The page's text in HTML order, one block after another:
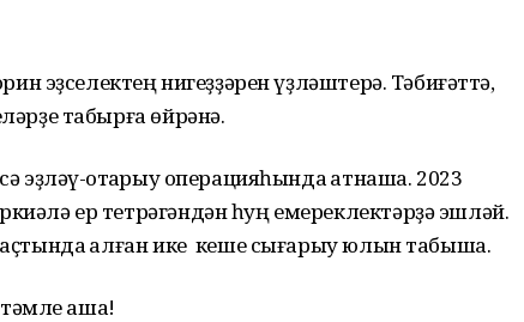
эҙселектең нигеҙҙәрен үҙләштерә. Тәбиғәттә,
табырға өйрәнә.
эҙләү-ҡотҡарыу операцияһында ҡатнаша. 2023
ер тетрәгәндән һуң емереклектәрҙә эшләй.
ҡалған ике кеше сығарыу юлын табыша.
тәмле аша!